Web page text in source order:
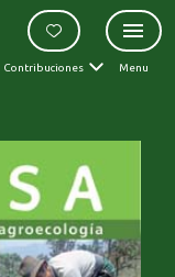
Contribuciones Menu